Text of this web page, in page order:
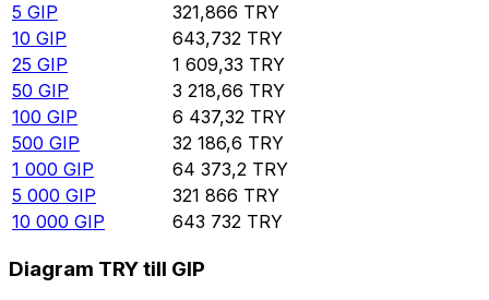
5 GIP 321,866 TRY
10 GIP 643,732 TRY
25 GIP 1 609,33 TRY
50 GIP 3 218,66 TRY
100 GIP 6 437,32 TRY
500 GIP 32 186,6 TRY
1 000 GIP 64 373,2 TRY
5 000 GIP 321 866 TRY
10 000 GIP 643 732 TRY
Diagram TRY till GIP